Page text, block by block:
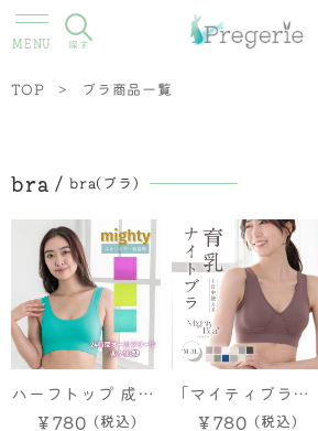
探す
TOP ブラ商品一覧
bra bra(ブラ)
ハーフトップ 成型
ブラ【マイティブ
￥780
「マイティブラ」
ノンワイヤーブラ
￥780